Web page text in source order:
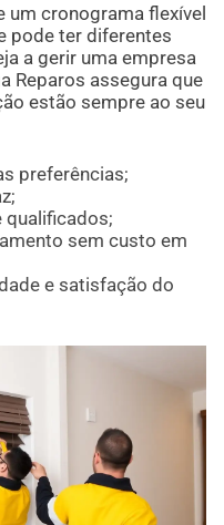
um cronograma flexível
pode ter diferentes
a gerir uma empresa
Reparos assegura que
estão sempre ao seu
preferências;
qualificados;
sem custo em
e satisfação do